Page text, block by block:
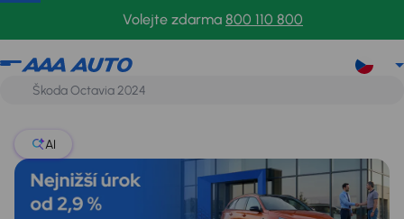
Volejte zdarma 800 110 800
Volvo
AI